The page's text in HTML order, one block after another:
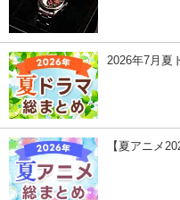
2026年7月夏
【夏アニメ